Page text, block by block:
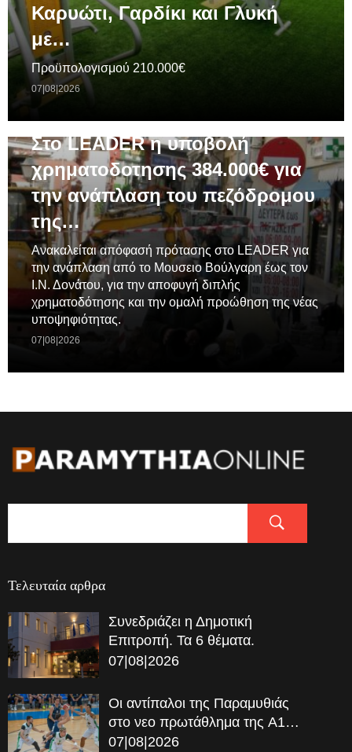
Καρυώτι, Γαρδίκι και Γλυκή
με…
Προϋπολογισμού 210.000€
07|08|2026
Στο LEADER η υποβολή
χρηματοδοτησης 384.000€ για
την ανάπλαση του πεζόδρομου
της…
Ανακαλείται απόφασή πρότασης στο LEADER για
την ανάπλαση από το Μουσειο Βούλγαρη έως τον
Ι.Ν. Δονάτου, για την αποφυγή διπλής
χρηματοδότησης και την ομαλή προώθηση της νέας
υποψηφιότητας.
07|08|2026
Τελευταία αρθρα
Συνεδριάζει η Δημοτική
Επιτροπή. Τα 6 θέματα.
07|08|2026
Οι αντίπαλοι της Παραμυθιάς
στο νεο πρωτάθλημα της A1…
07|08|2026